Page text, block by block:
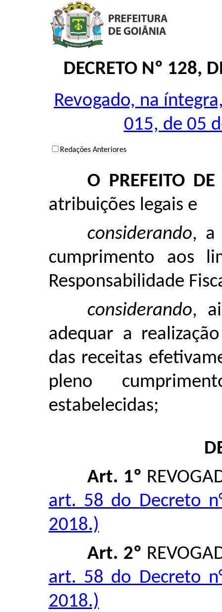
DECRETO Nº 128,
Revogado, na
015, de 05
Redações Anteriores
O PREFEITO
atribuições legais e
considerando, a
cumprimento aos
Responsabilidade
considerando,
adequar a
das receitas
pleno
estabelecidas;
Art. 1º
art. 58 do Decreto
2018.)
Art. 2º
art. 58 do Decreto
2018.)